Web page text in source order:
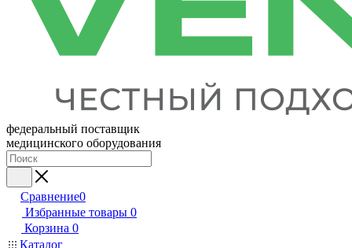
федеральный поставщик
медицинского оборудования
Сравнение0
Избранные товары 0
Корзина 0
Каталог